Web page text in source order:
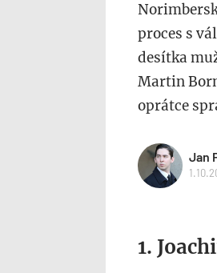
proces s
desítka
Martin
oprátce
Jan
1.